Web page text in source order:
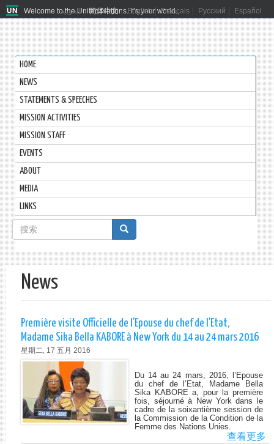
Welcome to the United Nations. It's your world.
العربية 简体中文 English Français Русский Español
HOME
NEWS
STATEMENTS & SPEECHES
MISSION ACTIVITIES
MISSION STAFF
EVENTS
ABOUT
MEDIA
LINKS
搜
索
表
单
搜索
News
Première visite Officielle de l’Epouse du chef de l’Etat,
Madame Sika Bella KABORE à New York du 14 au 24 mars 2016
星期二, 17 五月 2016
Du 14 au 24 mars, 2016, l’Epouse
du chef de l’Etat, Madame Bella
Sika KABORE a, pour la première
fois, séjourné à New York dans le
cadre de la soixantième session de
la Commission de la Condition de la
Femme des Nations Unies.
查看更多